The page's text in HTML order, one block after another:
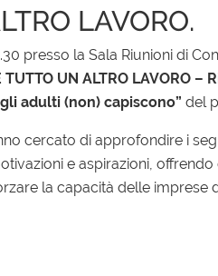
LAVORO.
presso la Sala Riunioni di
TUTTO UN ALTRO LAVORO
adulti (non) capiscono” del
cercato di approfondire i
e aspirazioni,
la capacità delle imprese